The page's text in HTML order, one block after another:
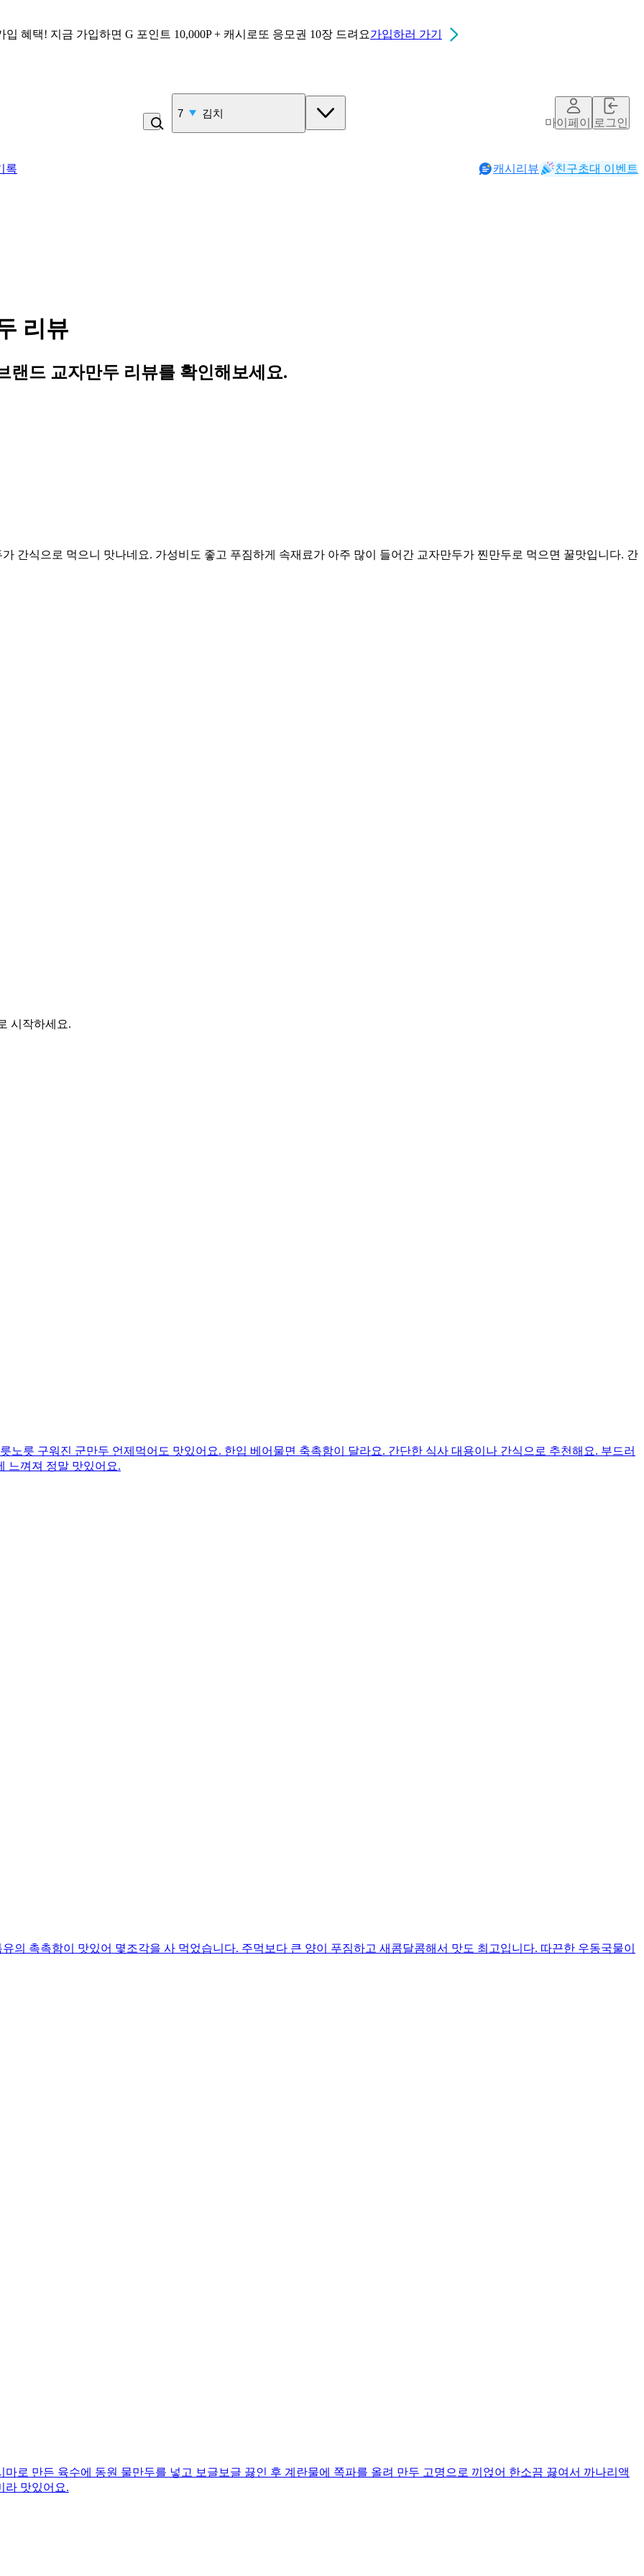
입 혜택! 지금 가입하면 G 포인트 10,000P + 캐시로또 응모권 10장 드려요가입하러 가기
7 김치
마이페이지로그인
록 캐시리뷰 친구초대 이벤트
리뷰
랜드 교자만두 리뷰를 확인해보세요.
간식으로 먹으니 맛나네요. 가성비도 좋고 푸짐하게 속재료가 아주 많이 들어간 교자만두가 찐만두로 먹으면 꿀맛입니다. 간
시작하세요.
노릇 구워진 군만두 언제먹어도 맛있어요. 한입 베어물면 축촉함이 달라요. 간단한 식사 대용이나 간식으로 추천해요. 부드러
느껴져 정말 맛있어요.
의 촉촉함이 맛있어 몇조각을 사 먹었습니다. 주먹보다 큰 양이 푸짐하고 새콤달콤해서 맛도 최고입니다. 따끈한 우동국물이
로 만든 육수에 동원 물만두를 넣고 보글보글 끓인 후 계란물에 쪽파를 올려 만두 고명으로 끼얹어 한소끔 끓여서 까나리액
라 맛있어요.